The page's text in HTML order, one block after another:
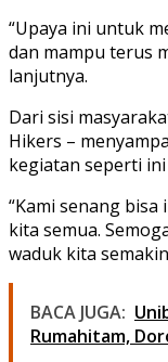
“Upaya ini untuk
dan mampu terus
lanjutnya.
Dari sisi
Hikers –
kegiatan seperti
“Kami senang
kita semua.
waduk kita
BACA JUGA:
Rumahitam,